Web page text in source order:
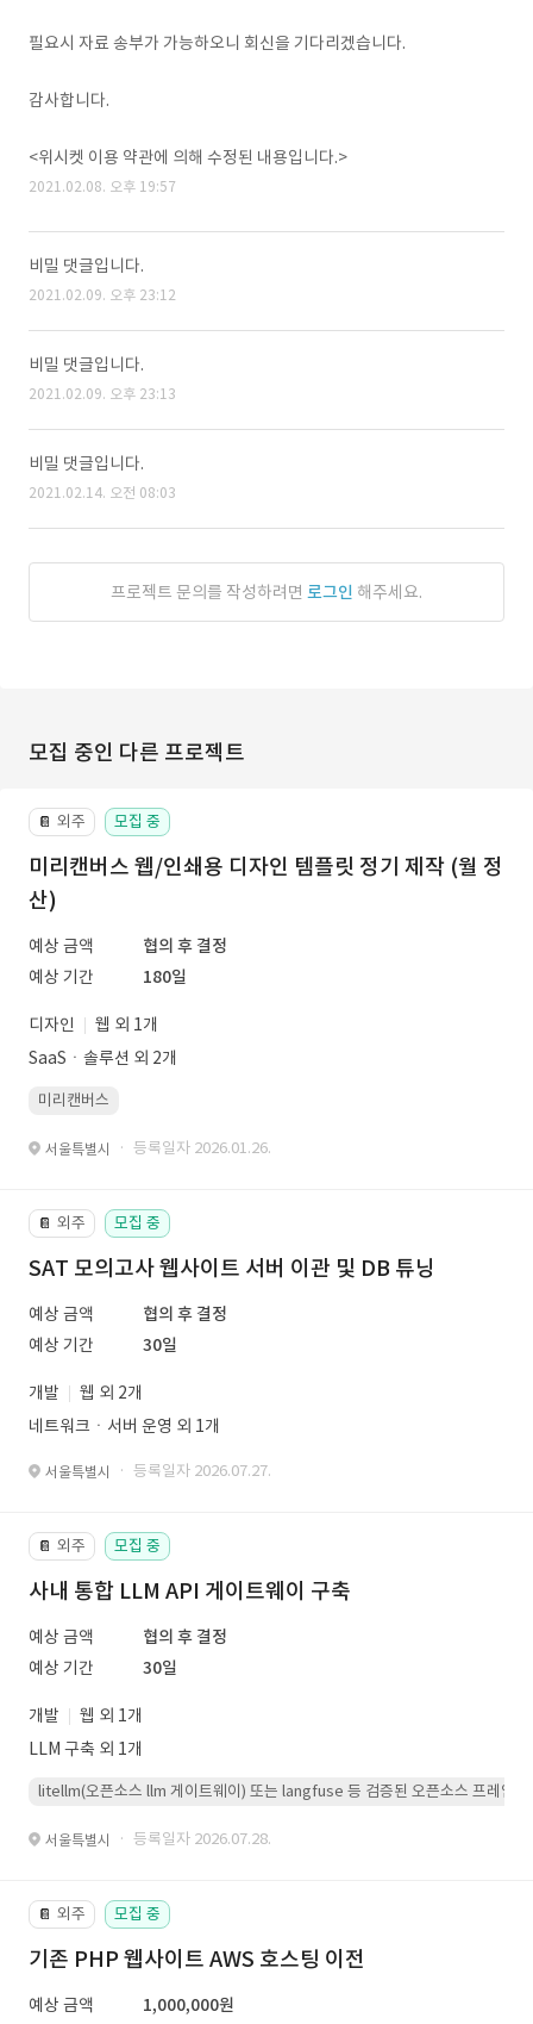
필요시 자료 송부가 가능하오니 회신을 기다리겠습니다.
감사합니다.
<위시켓 이용 약관에 의해 수정된 내용입니다.>
2021.02.08. 오후 19:57
비밀 댓글입니다.
2021.02.09. 오후 23:12
비밀 댓글입니다.
2021.02.09. 오후 23:13
비밀 댓글입니다.
2021.02.14. 오전 08:03
프로젝트 문의를 작성하려면 로그인 해주세요.
모집 중인 다른 프로젝트
📔 외주 모집 중
미리캔버스 웹/인쇄용 디자인 템플릿 정기 제작 (월 정
산)
예상 금액
협의 후 결정
예상 기간
180일
디자인
웹 외 1개
SaaSㆍ솔루션 외 2개
미리캔버스
서울특별시 · 등록일자 2026.01.26.
📔 외주 모집 중
SAT 모의고사 웹사이트 서버 이관 및 DB 튜닝
예상 금액
협의 후 결정
예상 기간
30일
개발
웹 외 2개
네트워크ㆍ서버 운영 외 1개
서울특별시 · 등록일자 2026.07.27.
📔 외주 모집 중
사내 통합 LLM API 게이트웨이 구축
예상 금액
협의 후 결정
예상 기간
30일
개발
웹 외 1개
LLM 구축 외 1개
litellm(오픈소스 llm 게이트웨이) 또는 langfuse 등 검증된 오픈소스 프레임워
서울특별시 · 등록일자 2026.07.28.
📔 외주 모집 중
기존 PHP 웹사이트 AWS 호스팅 이전
예상 금액
1,000,000원